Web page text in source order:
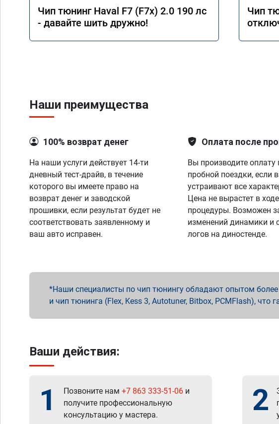
Чип тюнинг Haval F7 (F7x) 2.0 190 лс
- давайте шить дружно!
Чип
Наши преимущества
100% возврат денег
На наши услуги действует 14-ти
дневный тест-драйв, в течение
которого вы имеете право на
возврат денег и заводской
прошивки, если результат будет не
соответствовать заявленному и
ваш авто исправен.
Оплата после
Вы производите оплату
пробной поездки, если
устраивают все
Цена не вырастет в ходе
процедуры. Возможен
изменений динамики и
логов на диностенде.
Наши специалисты по чип тюнингу обладают опытом
и чип тюнинга (Flex, Kess 3, Autotuner, Bitbox, PCMFlash), что
Ваши действия:
1 Позвоните нам +7 863 333-51-06 и
получите профессиональную
консультацию у мастера.
2